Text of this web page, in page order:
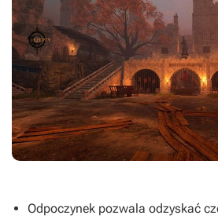
Odpoczynek pozwala odzyskać